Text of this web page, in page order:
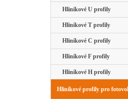
Hliníkové U profily
Hliníkové T profily
Hliníkové C profily
Hliníkové F profily
Hliníkové H profily
Hliníkové profily pro